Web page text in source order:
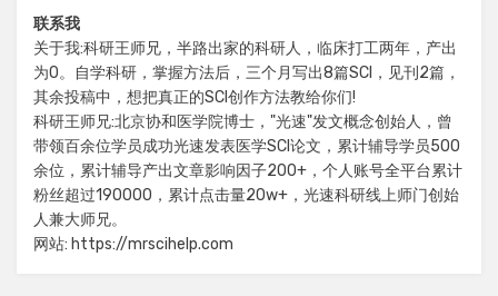
联系我
关于我:科研王师兄，半路出家的科研人，临床打工两年，产出
为0。自学科研，掌握方法后，三个月写出8篇SCI，见刊2篇，
其余投稿中，想把真正的SCI创作方法教给你们!
科研王师兄:北京协和医学院博士，"光速"发文概念创始人，曾
带领百余位学员成功光速发表医学SCI论文，累计辅导学员500
余位，累计辅导产出文章影响因子200+，个人账号全平台累计
粉丝超过190000，累计点击量20w+，光速科研线上师门创始
人兼大师兄。
网站: https://mrscihelp.com